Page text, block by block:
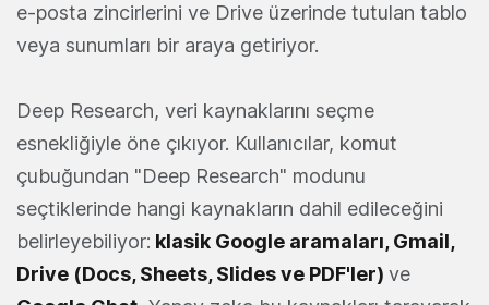
e-posta zincirlerini ve Drive üzerinde tutulan tablo
veya sunumları bir araya getiriyor.
Deep Research, veri kaynaklarını seçme
esnekliğiyle öne çıkıyor. Kullanıcılar, komut
çubuğundan "Deep Research" modunu
seçtiklerinde hangi kaynakların dahil edileceğini
belirleyebiliyor: klasik Google aramaları, Gmail,
Drive (Docs, Sheets, Slides ve PDF'ler) ve